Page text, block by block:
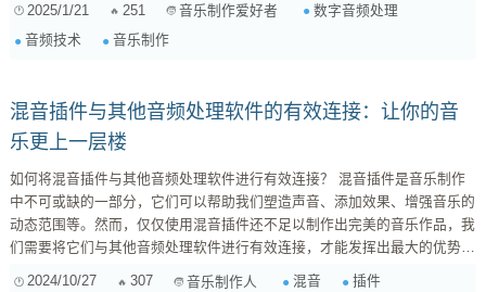
的方法。通过将声音信号转化为数字形式，我们可以量化并操作声音，从而
实现更高效、更灵活的音频处理。 样本率与比特深度 数字音频处理的关键
2025/1/21 251 音乐制作爱好者
数字音频处理
音频技术
音乐制作
混音插件与其他音频处理软件的有效连接：让你的音
乐更上一层楼
如何将混音插件与其他音频处理软件进行有效连接？ 混音插件是音乐制作
中不可或缺的一部分，它们可以帮助我们塑造声音、添加效果、增强音乐的
动态范围等。然而，仅仅使用混音插件还不足以制作出完美的音乐作品，我
们需要将它们与其他音频处理软件进行有效连接，才能发挥出最大的优势。
2024/10/27 307 音乐制作人 混音
插件